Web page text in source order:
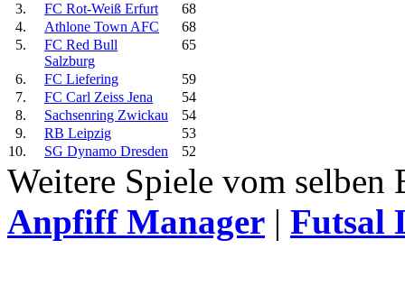
3.
FC Rot-Weiß Erfurt
68
4.
Athlone Town AFC
68
5.
FC Red Bull
Salzburg
65
6. FC Liefering
59
7.
FC Carl Zeiss Jena
54
8.
Sachsenring Zwickau
54
9.
RB Leipzig
53
10.
SG Dynamo Dresden 52
Weitere Spiele vom
Anpfiff Manager | Futsal